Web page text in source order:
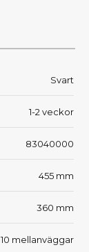
Svart
1-2 veckor
83040000
455 mm
360 mm
10 mellanväggar